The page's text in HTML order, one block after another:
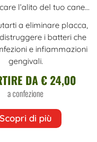
l’alito del tuo cane…
a eliminare placca,
i batteri che
e infiammazioni
gengivali.
DA € 24,00
a confezione
Scopri di più